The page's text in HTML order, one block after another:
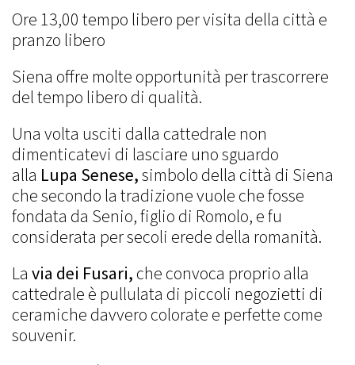
Ore 13,00 tempo libero per visita della città e
pranzo libero
Siena offre molte opportunità per trascorrere
del tempo libero di qualità.
Una volta usciti dalla cattedrale non
dimenticatevi di lasciare uno sguardo
alla Lupa Senese,simbolo della città di Siena
che secondo la tradizione vuole che fosse
fondata da Senio, figlio di Romolo, e fu
considerata per secoli erede della romanità.
Lavia dei Fusari,che convoca proprio alla
cattedrale è pullulata di piccoli negozietti di
ceramiche davvero colorate e perfette come
souvenir.